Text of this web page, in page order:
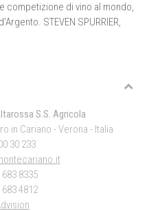
competizione di vino al mondo,
STEVEN SPURRIER,
S.S. Agricola
in Cariano - Verona - Italia
30 233
8335
683 4812